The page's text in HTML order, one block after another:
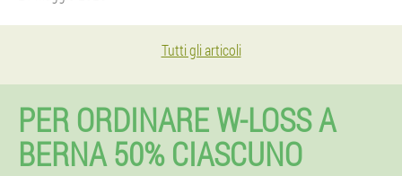
Tutti gli articoli
PER ORDINARE W-LOSS A
BERNA 50% CIASCUNO